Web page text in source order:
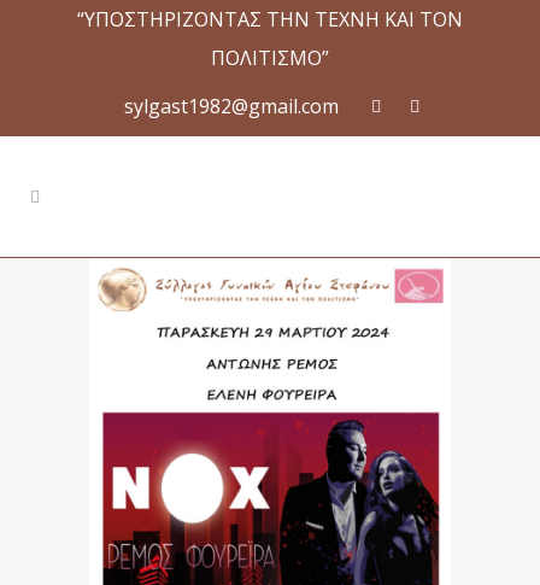
“ΥΠΟΣΤΗΡΙΖΟΝΤΑΣ ΤΗΝ ΤΕΧΝΗ ΚΑΙ ΤΟΝ
ΠΟΛΙΤΙΣΜΟ”
sylgast1982@gmail.com